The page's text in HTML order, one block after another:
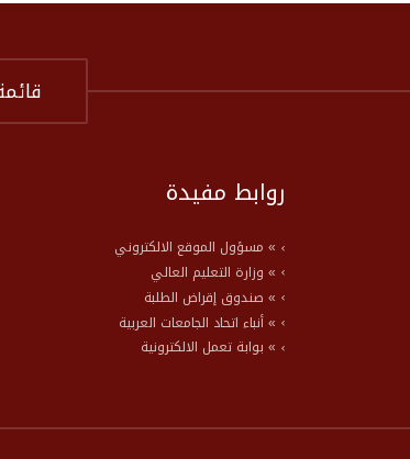
روابط مفيدة
» مسؤول الموقع الالكتروني
» وزارة التعليم العالي
» صندوق إقراض الطلبة
» أنباء اتحاد الجامعات العربية
» بوابة تعمل الالكترونية